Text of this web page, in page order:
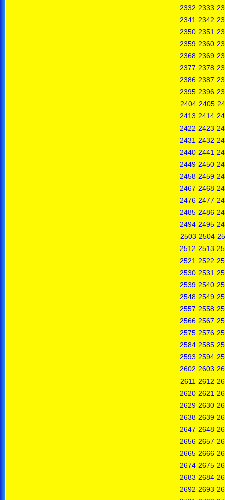
2332 2333
2341 2342
2350 2351
2359 2360
2368 2369
2377 2378
2386 2387
2395 2396
2404 2405
2413 2414
2422 2423
2431 2432
2440 2441
2449 2450
2458 2459
2467 2468
2476 2477
2485 2486
2494 2495
2503 2504
2512 2513
2521 2522
2530 2531
2539 2540
2548 2549
2557 2558
2566 2567
2575 2576
2584 2585
2593 2594
2602 2603
2611 2612
2620 2621
2629 2630
2638 2639
2647 2648
2656 2657
2665 2666
2674 2675
2683 2684
2692 2693